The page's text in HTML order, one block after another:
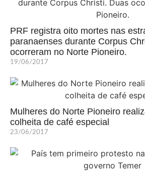
PRF registra oito mortes nas
paranaenses durante Corpus
ocorreram no Norte Pioneiro.
19/06/2017
Mulheres do Norte Pioneiro
colheita de café especial
23/06/2017